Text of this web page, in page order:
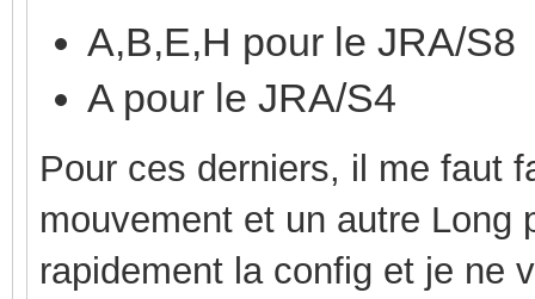
A,B,E,H pour le JRA/S8
A pour le JRA/S4
Pour ces derniers, il me faut
mouvement et un autre Long
rapidement la config et je ne